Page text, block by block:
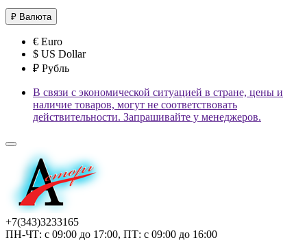
₽ Валюта
€ Euro
$ US Dollar
₽ Рубль
В связи с экономической ситуацией в стране, цены и
наличие товаров, могут не соответствовать
действительности. Запрашивайте у менеджеров.
+7(343)3233165
ПН-ЧТ: с 09:00 до 17:00, ПТ: с 09:00 до 16:00